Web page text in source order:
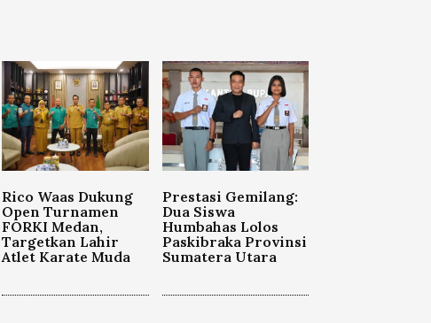
Rico Waas Dukung
Open Turnamen
FORKI Medan,
Targetkan Lahir
Atlet Karate Muda
Prestasi Gemilang:
Dua Siswa
Humbahas Lolos
Paskibraka Provinsi
Sumatera Utara